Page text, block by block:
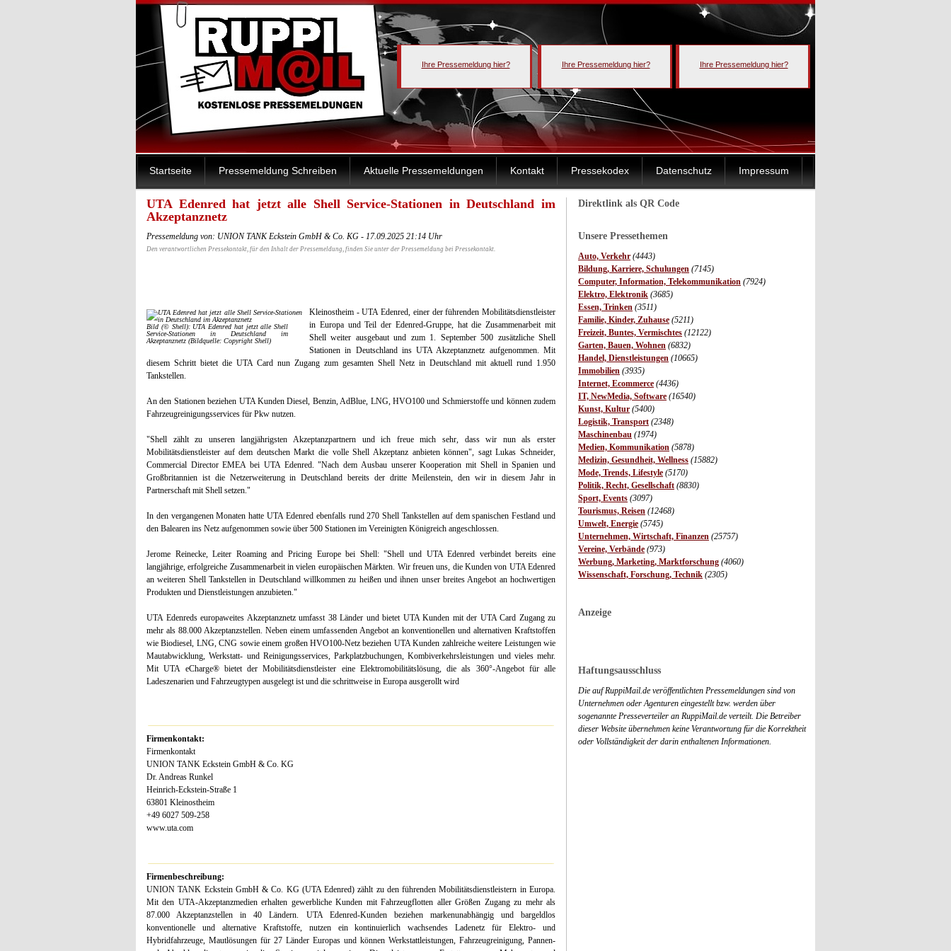
Ihre Pressemeldung hier? Ihre Pressemeldung hier? Ihre Pressemeldung hier?
Startseite Pressemeldung Schreiben Aktuelle Pressemeldungen Kontakt Pressekodex Datenschutz Impressum
Direktlink als QR Code
Unsere Pressethemen
Auto, Verkehr (4443)
Bildung, Karriere, Schulungen (7145)
Computer, Information, Telekommunikation (7924)
Elektro, Elektronik (3685)
Essen, Trinken (3511)
Familie, Kinder, Zuhause (5211)
Freizeit, Buntes, Vermischtes (12122)
Garten, Bauen, Wohnen (6832)
Handel, Dienstleistungen (10665)
Immobilien (3935)
Internet, Ecommerce (4436)
IT, NewMedia, Software (16540)
Kunst, Kultur (5400)
Logistik, Transport (2348)
Maschinenbau (1974)
Medien, Kommunikation (5878)
Medizin, Gesundheit, Wellness (15882)
Mode, Trends, Lifestyle (5170)
Politik, Recht, Gesellschaft (8830)
Sport, Events (3097)
Tourismus, Reisen (12468)
Umwelt, Energie (5745)
Unternehmen, Wirtschaft, Finanzen (25757)
Vereine, Verbände (973)
Werbung, Marketing, Marktforschung (4060)
Wissenschaft, Forschung, Technik (2305)
Anzeige
Haftungsausschluss
Die auf RuppiMail.de veröffentlichten Pressemeldungen sind von
Unternehmen oder Agenturen eingestellt bzw. werden über
sogenannte Presseverteiler an RuppiMail.de verteilt. Die Betreiber
dieser Website übernehmen keine Verantwortung für die Korrektheit
oder Vollständigkeit der darin enthaltenen Informationen.
UTA Edenred hat jetzt alle Shell Service-Stationen in Deutschland im
Akzeptanznetz
Pressemeldung von: UNION TANK Eckstein GmbH & Co. KG - 17.09.2025 21:14 Uhr
Den verantwortlichen Pressekontakt, für den Inhalt der Pressemeldung, finden Sie unter der Pressemeldung bei Pressekontakt.
Bild (© Shell): UTA Edenred hat jetzt alle Shell
Service-Stationen in Deutschland im
Akzeptanznetz (Bildquelle: Copyright Shell)
Kleinostheim - UTA Edenred, einer der führenden Mobilitätsdienstleister
in Europa und Teil der Edenred-Gruppe, hat die Zusammenarbeit mit
Shell weiter ausgebaut und zum 1. September 500 zusätzliche Shell
Stationen in Deutschland ins UTA Akzeptanznetz aufgenommen. Mit
diesem Schritt bietet die UTA Card nun Zugang zum gesamten Shell Netz in Deutschland mit aktuell rund 1.950
Tankstellen.
An den Stationen beziehen UTA Kunden Diesel, Benzin, AdBlue, LNG, HVO100 und Schmierstoffe und können zudem
Fahrzeugreinigungsservices für Pkw nutzen.
"Shell zählt zu unseren langjährigsten Akzeptanzpartnern und ich freue mich sehr, dass wir nun als erster
Mobilitätsdienstleister auf dem deutschen Markt die volle Shell Akzeptanz anbieten können", sagt Lukas Schneider,
Commercial Director EMEA bei UTA Edenred. "Nach dem Ausbau unserer Kooperation mit Shell in Spanien und
Großbritannien ist die Netzerweiterung in Deutschland bereits der dritte Meilenstein, den wir in diesem Jahr in
Partnerschaft mit Shell setzen."
In den vergangenen Monaten hatte UTA Edenred ebenfalls rund 270 Shell Tankstellen auf dem spanischen Festland und
den Balearen ins Netz aufgenommen sowie über 500 Stationen im Vereinigten Königreich angeschlossen.
Jerome Reinecke, Leiter Roaming and Pricing Europe bei Shell: "Shell und UTA Edenred verbindet bereits eine
langjährige, erfolgreiche Zusammenarbeit in vielen europäischen Märkten. Wir freuen uns, die Kunden von UTA Edenred
an weiteren Shell Tankstellen in Deutschland willkommen zu heißen und ihnen unser breites Angebot an hochwertigen
Produkten und Dienstleistungen anzubieten."
UTA Edenreds europaweites Akzeptanznetz umfasst 38 Länder und bietet UTA Kunden mit der UTA Card Zugang zu
mehr als 88.000 Akzeptanzstellen. Neben einem umfassenden Angebot an konventionellen und alternativen Kraftstoffen
wie Biodiesel, LNG, CNG sowie einem großen HVO100-Netz beziehen UTA Kunden zahlreiche weitere Leistungen wie
Mautabwicklung, Werkstatt- und Reinigungsservices, Parkplatzbuchungen, Kombiverkehrsleistungen und vieles mehr.
Mit UTA eCharge® bietet der Mobilitätsdienstleister eine Elektromobilitätslösung, die als 360°-Angebot für alle
Ladeszenarien und Fahrzeugtypen ausgelegt ist und die schrittweise in Europa ausgerollt wird
Firmenkontakt:
Firmenkontakt
UNION TANK Eckstein GmbH & Co. KG
Dr. Andreas Runkel
Heinrich-Eckstein-Straße 1
63801 Kleinostheim
+49 6027 509-258
www.uta.com
Firmenbeschreibung:
UNION TANK Eckstein GmbH & Co. KG (UTA Edenred) zählt zu den führenden Mobilitätsdienstleistern in Europa.
Mit den UTA-Akzeptanzmedien erhalten gewerbliche Kunden mit Fahrzeugflotten aller Größen Zugang zu mehr als
87.000 Akzeptanzstellen in 40 Ländern. UTA Edenred-Kunden beziehen markenunabhängig und bargeldlos
konventionelle und alternative Kraftstoffe, nutzen ein kontinuierlich wachsendes Ladenetz für Elektro- und
Hybridfahrzeuge, Mautlösungen für 27 Länder Europas und können Werkstattleistungen, Fahrzeugreinigung, Pannen-